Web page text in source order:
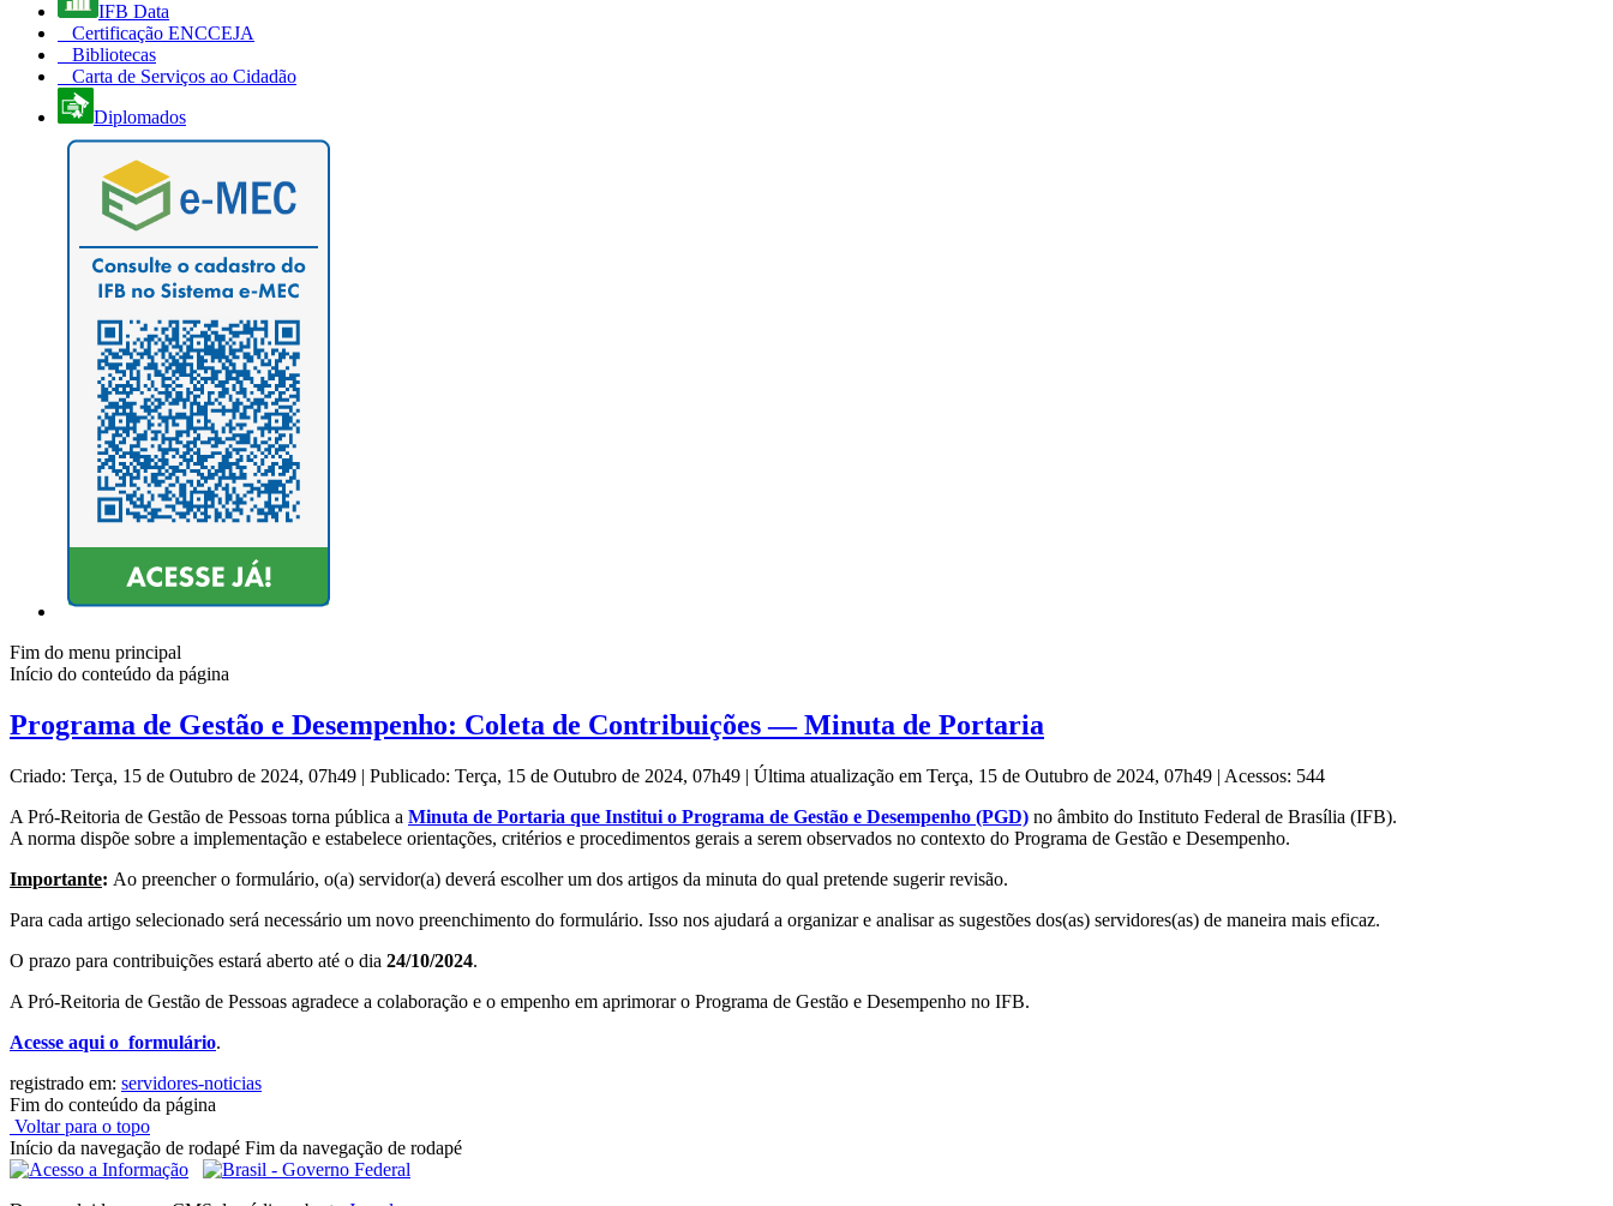
IFB Data
Certificação ENCCEJA
Bibliotecas
Carta de Serviços ao Cidadão
Diplomados
Fim do menu principal
Início do conteúdo da página
Programa de Gestão e Desempenho: Coleta de Contribuições — Minuta de Portaria
Criado: Terça, 15 de Outubro de 2024, 07h49 | Publicado: Terça, 15 de Outubro de 2024, 07h49 | Última atualização em Terça, 15 de Outubro de 2024, 07h49 | Acessos: 544
A Pró-Reitoria de Gestão de Pessoas torna pública a Minuta de Portaria que Institui o Programa de Gestão e Desempenho (PGD) no âmbito do Instituto Federal de Brasília (IFB).
A norma dispõe sobre a implementação e estabelece orientações, critérios e procedimentos gerais a serem observados no contexto do Programa de Gestão e Desempenho.
Importante: Ao preencher o formulário, o(a) servidor(a) deverá escolher um dos artigos da minuta do qual pretende sugerir revisão.
Para cada artigo selecionado será necessário um novo preenchimento do formulário. Isso nos ajudará a organizar e analisar as sugestões dos(as) servidores(as) de maneira mais eficaz.
O prazo para contribuições estará aberto até o dia 24/10/2024.
A Pró-Reitoria de Gestão de Pessoas agradece a colaboração e o empenho em aprimorar o Programa de Gestão e Desempenho no IFB.
Acesse aqui o formulário.
registrado em: servidores-noticias
Fim do conteúdo da página
Voltar para o topo
Início da navegação de rodapé Fim da navegação de rodapé